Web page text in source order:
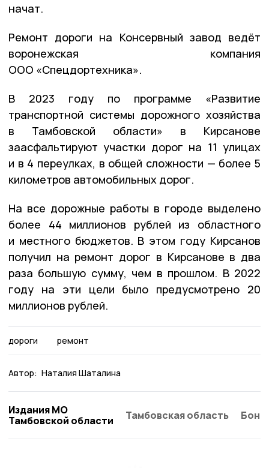
начат.
Ремонт дороги на Консервный завод ведёт
воронежская компания
ООО «Спецдортехника».
В 2023 году по программе «Развитие
транспортной системы дорожного хозяйства
в Тамбовской области» в Кирсанове
заасфальтируют участки дорог на 11 улицах
и в 4 переулках, в общей сложности — более 5
километров автомобильных дорог.
На все дорожные работы в городе выделено
более 44 миллионов рублей из областного
и местного бюджетов. В этом году Кирсанов
получил на ремонт дорог в Кирсанове в два
раза большую сумму, чем в прошлом. В 2022
году на эти цели было предусмотрено 20
миллионов рублей.
дороги ремонт
Автор: Наталия Шаталина
Издания МО
Тамбовской области
Тамбовская область